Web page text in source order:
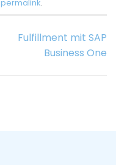
permalink.
Fulfillment mit SAP
Business One